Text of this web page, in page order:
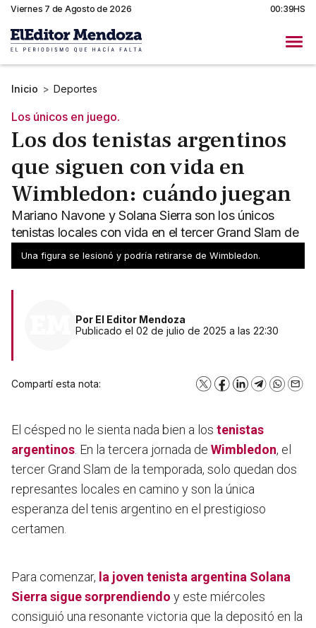
Viernes 7 de Agosto de 2026 00:39HS
Inicio > Deportes
Los únicos en juego.
Los dos tenistas argentinos
que siguen con vida en
Wimbledon: cuándo juegan
Mariano Navone y Solana Sierra son los únicos
tenistas locales con vida en el tercer Grand Slam de
la temporada.
Una figura se lesionó y podría retirarse de Wimbledon.
Por El Editor Mendoza
Publicado el 02 de julio de 2025 a las 22:30
Compartí esta nota: X Facebook
LinkedInTelegram
El césped no le sienta nada bien a los tenistas
argentinos . En la tercera jornada de Wimbledon, el
tercer Grand Slam de la temporada, solo quedan dos
represantes locales en camino y son la única
esperanza del tenis argentino en el prestigioso
certamen.
Para comenzar, la joven tenista argentina Solana
Sierra sigue sorprendiendo y este miércoles
consiguió una resonante victoria que la depositó en la